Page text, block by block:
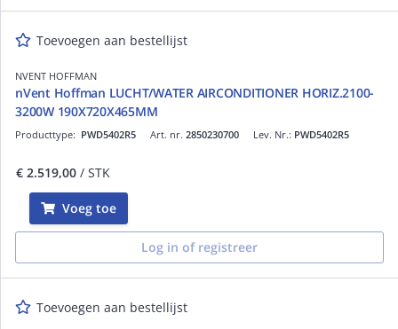
Toevoegen aan bestellijst
NVENT HOFFMAN
nVent Hoffman LUCHT/WATER AIRCONDITIONER HORIZ.2100-
3200W 190X720X465MM
Art. nr. 2850230700
Producttype: PWD5402R5 Lev. Nr.: PWD5402R5
€ 2.519,00 / STK
Voeg toe
Log in of registreer
Toevoegen aan bestellijst